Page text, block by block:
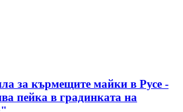
за кърмещите майки в Русе -
пейка в градинката на